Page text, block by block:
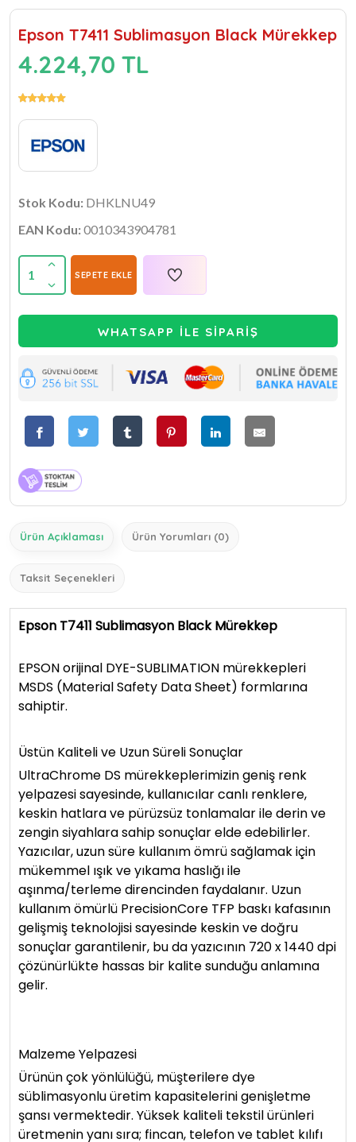
Epson T7411 Sublimasyon Black Mürekkep
4.224,70 TL
Stok Kodu: DHKLNU49
EAN Kodu:0010343904781
1 SEPETE EKLE
WHATSAPP İLE SİPARİŞ
Ürün Açıklaması Ürün Yorumları (0)
Taksit Seçenekleri
Epson T7411 Sublimasyon Black Mürekkep
EPSON orijinal DYE-SUBLIMATION mürekkepleri
MSDS (Material Safety Data Sheet) formlarına
sahiptir.
Üstün Kaliteli ve Uzun Süreli Sonuçlar
UltraChrome DS mürekkeplerimizin geniş renk
yelpazesi sayesinde, kullanıcılar canlı renklere,
keskin hatlara ve pürüzsüz tonlamalar ile derin ve
zengin siyahlara sahip sonuçlar elde edebilirler.
Yazıcılar, uzun süre kullanım ömrü sağlamak için
mükemmel ışık ve yıkama haslığı ile
aşınma/terleme direncinden faydalanır. Uzun
kullanım ömürlü PrecisionCore TFP baskı kafasının
gelişmiş teknolojisi sayesinde keskin ve doğru
sonuçlar garantilenir, bu da yazıcının 720 x 1440 dpi
çözünürlükte hassas bir kalite sunduğu anlamına
gelir.
Malzeme Yelpazesi
Ürünün çok yönlülüğü, müşterilere dye
süblimasyonlu üretim kapasitelerini genişletme
şansı vermektedir. Yüksek kaliteli tekstil ürünleri
üretmenin yanı sıra; fincan, telefon ve tablet kılıfı